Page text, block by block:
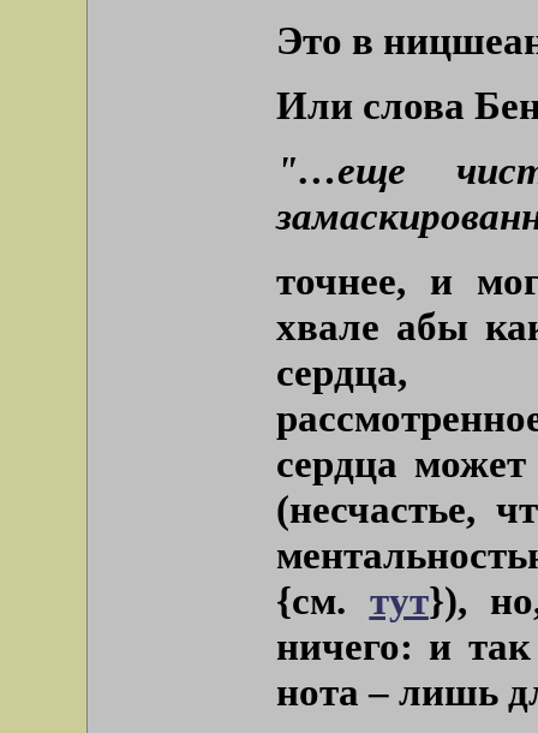
Это в
Или слова
"…еще
точнее, и
хвале абы
сердца,
сердца
(несчастье,
{см. тут}),
ничего: и
нота – лишь